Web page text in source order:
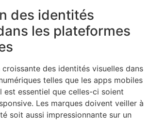
des identités
les plateformes
croissante des identités visuelles dans
telles que les apps mobiles
est essentiel que celles-ci soient
Les marques doivent veiller à
soit aussi impressionnante sur un